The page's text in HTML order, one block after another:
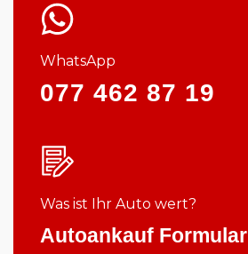
WhatsApp
077 462 87 19
Was ist Ihr Auto wert?
Autoankauf Formular